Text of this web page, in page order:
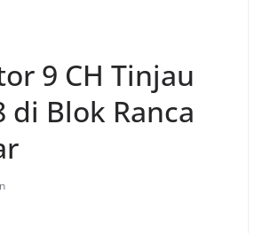
9 CH Tinjau
di Blok Ranca